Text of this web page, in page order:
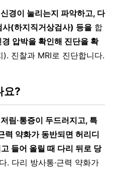
경이 눌리는지 파악하고, 다
사(하지직거상검사) 등을 합
압박을 확인해 진단을 확
진찰과 MRI로 진단합니다.
요?
림·통증이 두드러지고, 특
력 약화가 동반되면 허리디
들어 올릴 때 다리 뒤로 당
. 다리 방사통·근력 약화가